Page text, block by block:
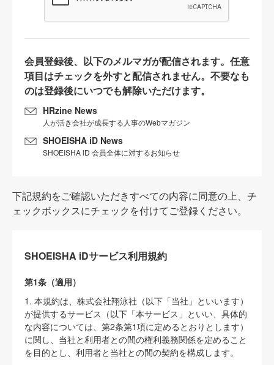
会員登録後、以下のメルマガが配信されます。任意
項目はチェックを外すと配信されません。不要なも
のは登録後にいつでも解除いただけます。
HRzine News
人が活き会社が成長する人事のWebマガジン
SHOEISHA iD News
SHOEISHA iD 会員全体に対するお知らせ
下記規約をご確認いただきすべての内容に同意の上、チ
ェックボックスにチェックを付けてご登録ください。
SHOEISHA iDサービス利用規約
第1条（適用）
1. 本規約は、株式会社翔泳社（以下「当社」といいます）
が提供するサービス（以下「本サービス」といい、具体的
な内容については、第2条第1項に定めるとおりとします）
に関し、当社と利用者との間の権利義務関係を定めること
を目的とし、利用者と当社との間の契約を構成します。